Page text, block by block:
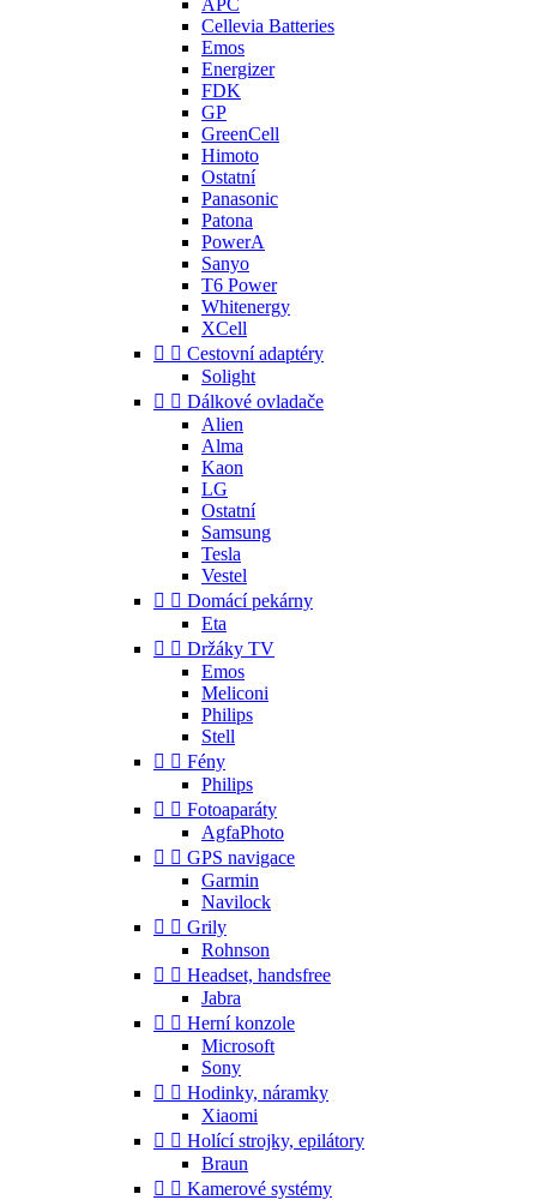
Cellevia Batteries
Emos
Energizer
FDK
GP
GreenCell
Himoto
Ostatní
Panasonic
Patona
PowerA
Sanyo
T6 Power
Whitenergy
XCell
  Cestovní adaptéry
Solight
  Dálkové ovladače
Alien
Alma
Kaon
LG
Ostatní
Samsung
Tesla
Vestel
  Domácí pekárny
Eta
  Držáky TV
Emos
Meliconi
Philips
Stell
  Fény
Philips
  Fotoaparáty
AgfaPhoto
  GPS navigace
Garmin
Navilock
  Grily
Rohnson
  Headset, handsfree
Jabra
  Herní konzole
Microsoft
Sony
  Hodinky, náramky
Xiaomi
  Holící strojky, epilátory
Braun
  Kamerové systémy